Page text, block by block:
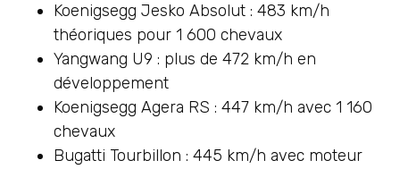
Koenigsegg Jesko Absolut : 483 km/h
théoriques pour 1 600 chevaux
Yangwang U9 : plus de 472 km/h en
développement
Koenigsegg Agera RS : 447 km/h avec 1 160
chevaux
Bugatti Tourbillon : 445 km/h avec moteur